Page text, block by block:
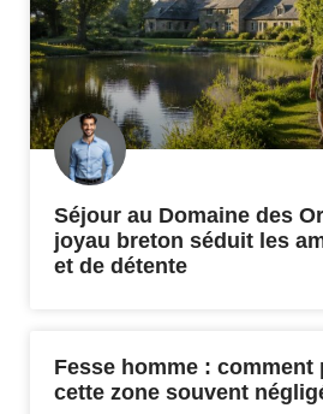
Séjour au Domaine des
joyau breton séduit les
et de détente
Fesse homme : comment
cette zone souvent